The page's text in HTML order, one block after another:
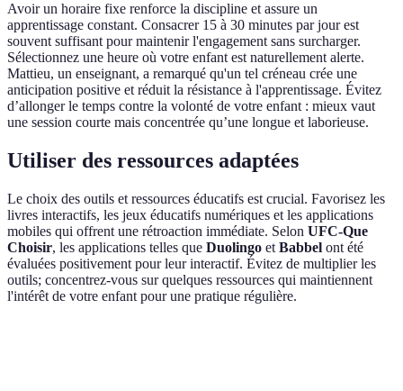
Avoir un horaire fixe renforce la discipline et assure un
apprentissage constant. Consacrer 15 à 30 minutes par jour est
souvent suffisant pour maintenir l'engagement sans surcharger.
Sélectionnez une heure où votre enfant est naturellement alerte.
Mattieu, un enseignant, a remarqué qu'un tel créneau crée une
anticipation positive et réduit la résistance à l'apprentissage. Évitez
d’allonger le temps contre la volonté de votre enfant : mieux vaut
une session courte mais concentrée qu’une longue et laborieuse.
Utiliser des ressources adaptées
Le choix des outils et ressources éducatifs est crucial. Favorisez les
livres interactifs, les jeux éducatifs numériques et les applications
mobiles qui offrent une rétroaction immédiate. Selon UFC-Que
Choisir, les applications telles que Duolingo et Babbel ont été
évaluées positivement pour leur interactif. Évitez de multiplier les
outils; concentrez-vous sur quelques ressources qui maintiennent
l'intérêt de votre enfant pour une pratique régulière.